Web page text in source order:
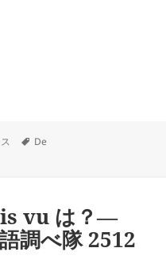
タ
De
に
vu は？―
調べ隊 2512